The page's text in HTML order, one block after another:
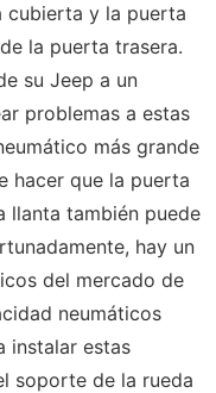
cubierta y la puerta
la puerta trasera.
su Jeep a un
problemas a estas
más grande
hacer que la puerta
llanta también puede
hay un
del mercado de
neumáticos
instalar estas
soporte de la rueda